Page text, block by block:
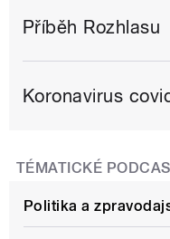
Příběh Rozhlasu
Koronavirus
TÉMATICKÉ
Politika a